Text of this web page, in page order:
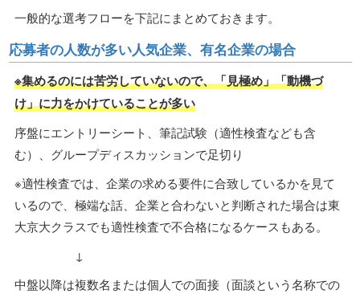
一般的な選考フローを下記にまとめておきます。
応募者の人数が多い人気企業、有名企業の場合
※集めるのには苦労していないので、「見極め」「動機づ
け」に力をかけていることが多い
序盤にエントリーシート、筆記試験（適性検査なども含
む）、グループディスカッションで足切り
※適性検査では、企業の求める要件に合致しているかを見て
いるので、極端な話、企業と合わないと判断された場合は東
大京大クラスでも適性検査で不合格になるケースもある。
↓
中盤以降は複数名または個人での面接（面談という名称での